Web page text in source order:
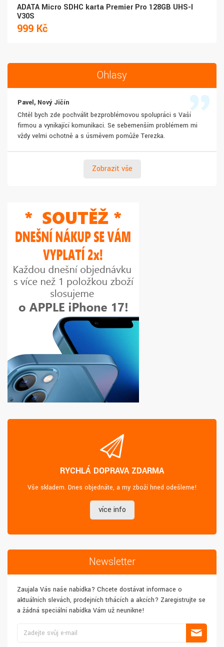
ADATA Micro SDHC karta Premier Pro 128GB UHS-I
V30S
999 Kč
Ohlasy
Pavel, Nový Jičín
Chtěl bych zde pochválit bezproblémovou spolupráci s Vaší
firmou a vynikající komunikaci. Se sebemenším problémem mi
vždy velmi ochotně a s úsměvem pomůže Terezka.
Zobrazit vše
RYCHLÁ DOPRAVA ZDARMA
Vše skladem. Dnes objednáte, a my zboží hned odešleme!
více info
Newsletter
Zaujala Vás naše nabídka? Chcete dostávat informace o
aktuálních slevách, prodejních trhácích a akcích? Zaregistrujte se
a žádná speciální nabídka Vám už neunikne!